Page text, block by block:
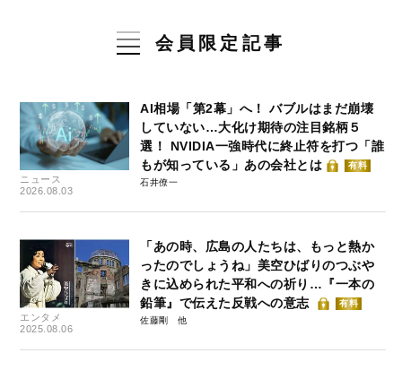
会員限定記事
ニュース
2026.08.03
AI相場「第2幕」へ！ バブルはまだ崩壊
していない…大化け期待の注目銘柄５
選！ NVIDIA一強時代に終止符を打つ「誰
もが知っている」あの会社とは
有料
石井僚一
エンタメ
2025.08.06
「あの時、広島の人たちは、もっと熱か
ったのでしょうね」美空ひばりのつぶや
きに込められた平和への祈り…『一本の
鉛筆』で伝えた反戦への意志
有料
佐藤剛